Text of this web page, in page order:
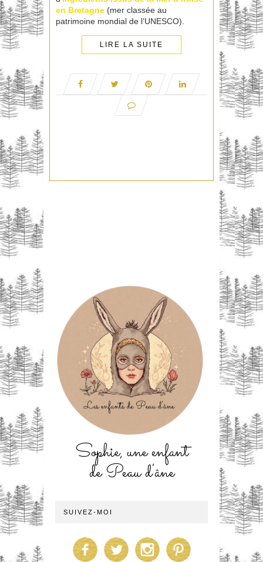
en Bretagne (mer classée au
patrimoine mondial de l’UNESCO).
LIRE LA SUITE
Sophie, une enfant
de Peau d'âne
SUIVEZ-MOI